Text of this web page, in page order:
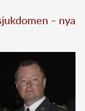
– nya